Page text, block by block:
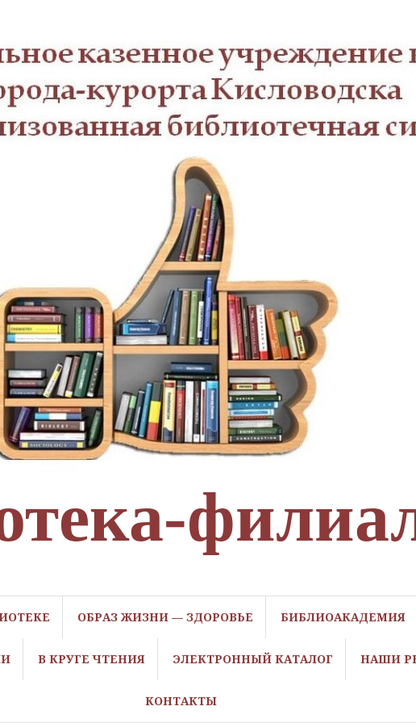
ОБРАЗ ЖИЗНИ — ЗДОРОВЬЕ БИБЛИОАКАДЕМИЯ
В КРУГЕ ЧТЕНИЯ ЭЛЕКТРОННЫЙ КАТАЛОГ НАШИ
КОНТАКТЫ